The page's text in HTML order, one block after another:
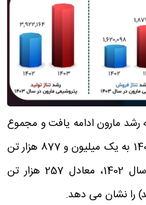
رشد مارون ادامه یافت و مجموع
فروش محصولات در سال 1403 به یک میلیون و 877 هزار تن
رسید که نسبت به فروش سال 1402، معادل 257 هزار تن